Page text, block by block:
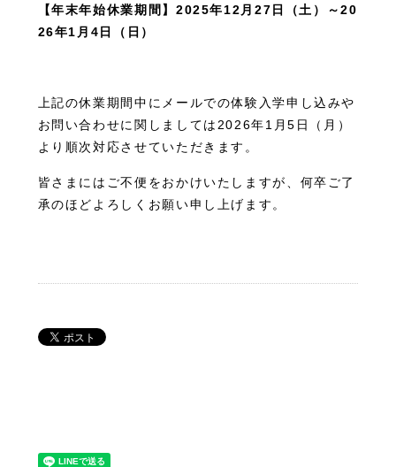
【年末年始休業期間】2025年12月27日（土）～20
26年1月4日（日）
上記の休業期間中にメールでの体験入学申し込みや
お問い合わせに関しましては2026年1月5日（月）
より順次対応させていただきます。
皆さまにはご不便をおかけいたしますが、何卒ご了
承のほどよろしくお願い申し上げます。